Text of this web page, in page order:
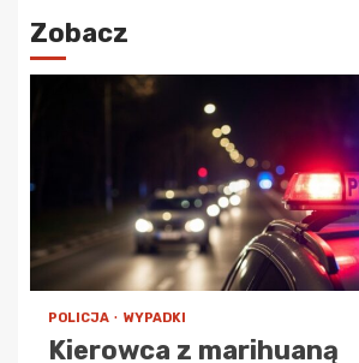
Zobacz
POLICJA WYPADKI
Kierowca z marihuaną